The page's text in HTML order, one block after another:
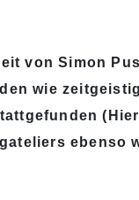
von Simon
wie
ebenso